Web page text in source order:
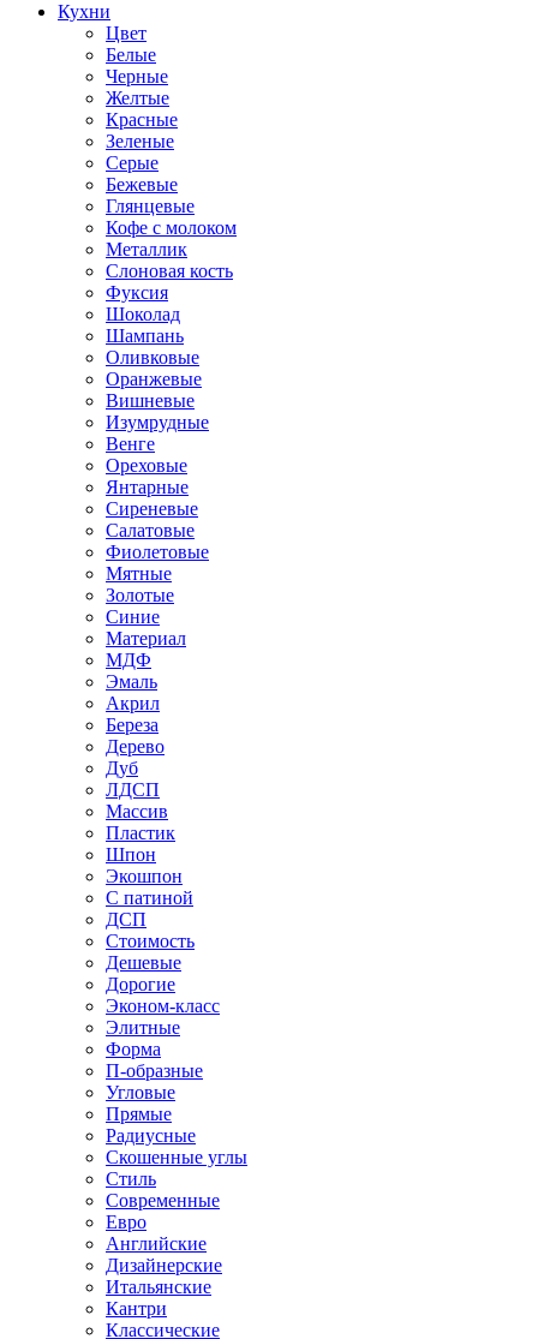
Кухни
Цвет
Белые
Черные
Желтые
Красные
Зеленые
Серые
Бежевые
Глянцевые
Кофе с молоком
Металлик
Слоновая кость
Фуксия
Шоколад
Шампань
Оливковые
Оранжевые
Вишневые
Изумрудные
Венге
Ореховые
Янтарные
Сиреневые
Салатовые
Фиолетовые
Мятные
Золотые
Синие
Материал
МДФ
Эмаль
Акрил
Береза
Дерево
Дуб
ЛДСП
Массив
Пластик
Шпон
Экошпон
С патиной
ДСП
Стоимость
Дешевые
Дорогие
Эконом-класс
Элитные
Форма
П-образные
Угловые
Прямые
Радиусные
Скошенные углы
Стиль
Современные
Евро
Английские
Дизайнерские
Итальянские
Кантри
Классические